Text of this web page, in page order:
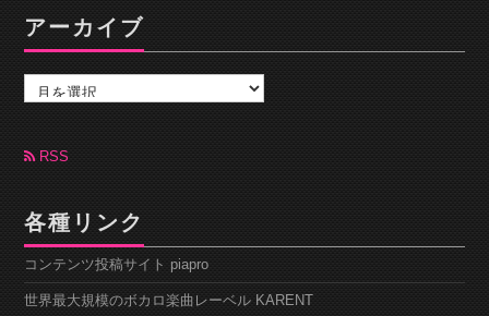
アーカイブ
カ
ブ RSS
各種リンク
コンテンツ投稿サイト piapro
世界最大規模のボカロ楽曲レーベル KARENT